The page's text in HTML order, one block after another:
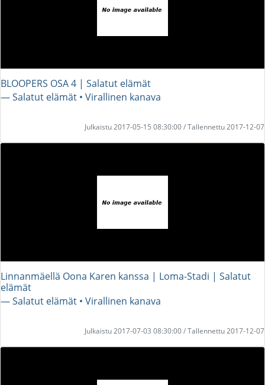
BLOOPERS OSA 4 | Salatut elämät
― Salatut elämät • Virallinen kanava
Julkaistu 2017-05-15 08:30:00 / Tallennettu 2017-12-07
Linnanmäellä Oona Karen kanssa | Loma-Stadi | Salatut
elämät
― Salatut elämät • Virallinen kanava
Julkaistu 2017-07-03 08:30:00 / Tallennettu 2017-12-07